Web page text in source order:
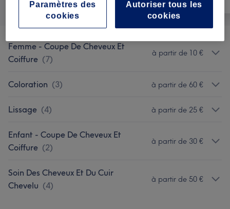
Femme - Coupe De Cheveux Et
Coiffure (7)
à partir de 10 €
Coloration (3) à partir de 60 €
Lissage (4) à partir de 25 €
Enfant - Coupe De Cheveux Et
Coiffure (2)
à partir de 30 €
Soin Des Cheveux Et Du Cuir
Chevelu (4)
à partir de 50 €
Autoriser tous les
cookies
Paramètres des
cookies